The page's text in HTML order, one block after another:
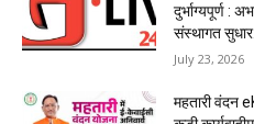
दुर्भाग्यपूर्ण :
संस्थागत सुधार...
July 23, 2026
महतारी वंदन